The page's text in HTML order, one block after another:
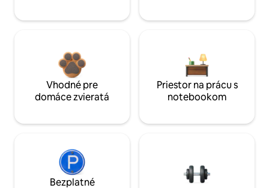
Vhodné pre
domáce zvieratá
Priestor na prácu s
notebookom
Bezplatné